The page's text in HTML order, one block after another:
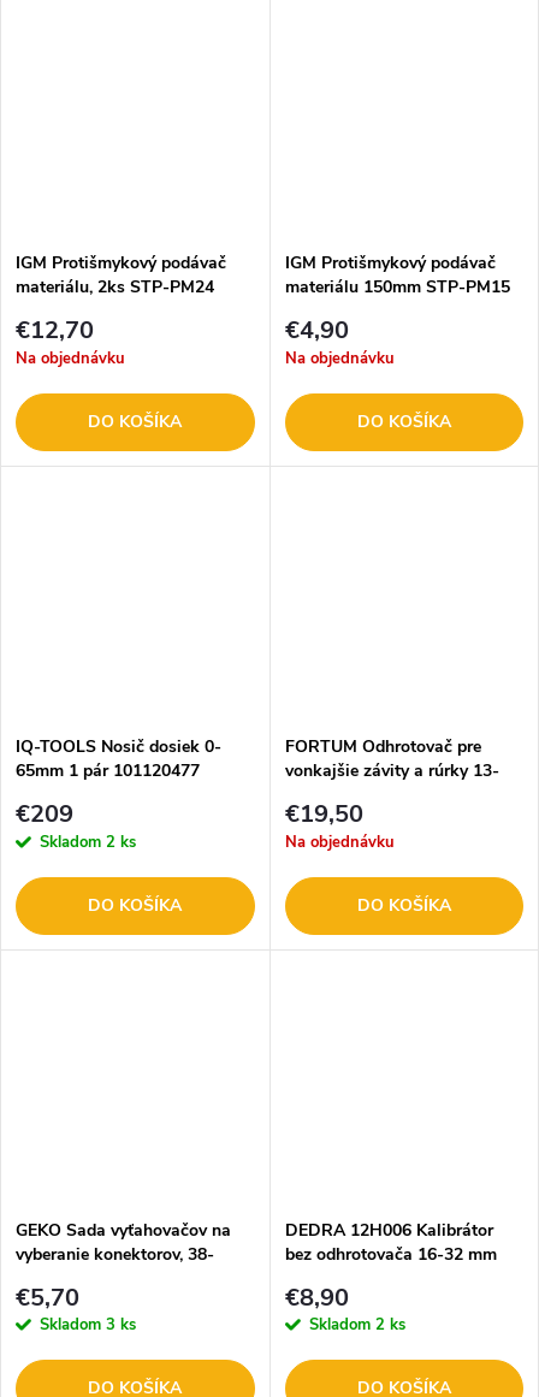
IGM Protišmykový podávač
materiálu, 2ks STP-PM24
€12,70
Na objednávku
DO KOŠÍKA
IGM Protišmykový podávač
materiálu 150mm STP-PM15
€4,90
Na objednávku
DO KOŠÍKA
IQ-TOOLS Nosič dosiek 0-
65mm 1 pár 101120477
€209
Skladom 2 ks
DO KOŠÍKA
FORTUM Odhrotovač pre
vonkajšie závity a rúrky 13-
€19,50
Na objednávku
DO KOŠÍKA
GEKO Sada vyťahovačov na
vyberanie konektorov, 38-
€5,70
Skladom 3 ks
DO KOŠÍKA
DEDRA 12H006 Kalibrátor
bez odhrotovača 16-32 mm
€8,90
Skladom 2 ks
DO KOŠÍKA